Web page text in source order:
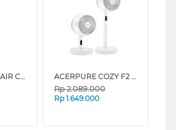
MIDEA TOWER AIR COOLER 5 L MAC500M0BPW ACERPURE COZY F2 PEDESTAL AIR CIRCULATOR AF773-20W WHITE
Rp2.089.000
Rp 1.649.000